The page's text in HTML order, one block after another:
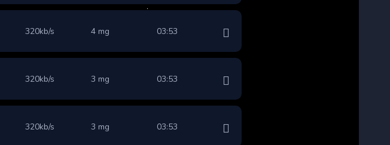
320kb/s 4 mg 03:53
320kb/s 3 mg 03:53
320kb/s 3 mg 03:53